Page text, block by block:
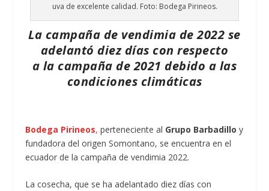
uva de excelente calidad. Foto: Bodega Pirineos.
La campaña de vendimia de 2022 se
adelantó diez días con respecto
a la campaña de 2021 debido a las
condiciones climáticas
Bodega Pirineos, perteneciente al Grupo Barbadillo y
fundadora del origen Somontano, se encuentra en el
ecuador de la campaña de vendimia 2022.
La cosecha, que se ha adelantado diez días con